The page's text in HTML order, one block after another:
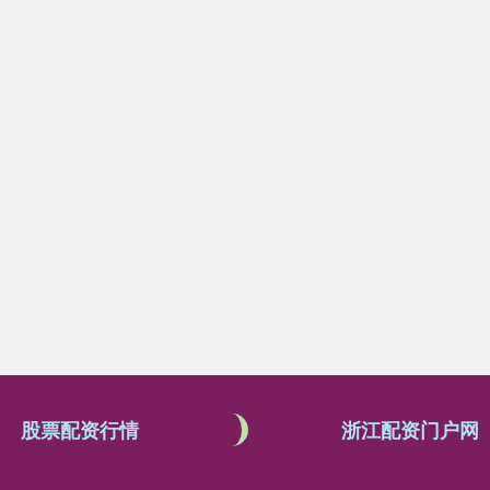
股票配资行情 浙江配资门户网